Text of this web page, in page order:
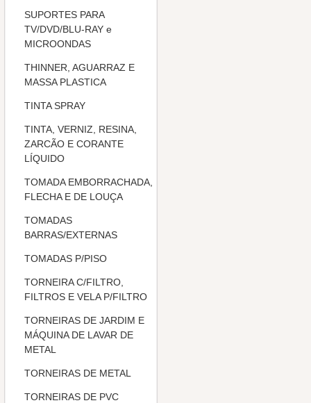
SUPORTES PARA
TV/DVD/BLU-RAY e
MICROONDAS
THINNER, AGUARRAZ E
MASSA PLASTICA
TINTA SPRAY
TINTA, VERNIZ, RESINA,
ZARCÃO E CORANTE
LÍQUIDO
TOMADA EMBORRACHADA,
FLECHA E DE LOUÇA
TOMADAS
BARRAS/EXTERNAS
TOMADAS P/PISO
TORNEIRA C/FILTRO,
FILTROS E VELA P/FILTRO
TORNEIRAS DE JARDIM E
MÁQUINA DE LAVAR DE
METAL
TORNEIRAS DE METAL
TORNEIRAS DE PVC